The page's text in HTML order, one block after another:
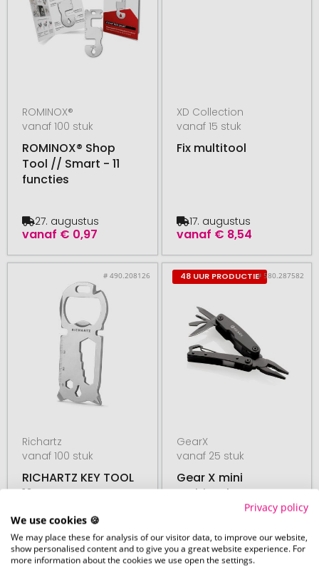
ROMINOX®
vanaf 100 stuk
ROMINOX® Shop
Tool // Smart - 11
functies
vanaf € 0,97
27. augustus
XD Collection
vanaf 15 stuk
Fix multitool
vanaf € 8,54
17. augustus
# 490.208126
Richartz
vanaf 100 stuk
RICHARTZ KEY TOOL
16+
vanaf€ 2,39
27. augustus
48 UUR PRODUCTIE# 580.287582
GearX
vanaf 25 stuk
Gear X mini
multitool
vanaf€ 7,69
17. augustus
Privacy policy
We use cookies 🍪
We may place these for analysis of our visitor data, to improve our website,
show personalised content and to give you a great website experience. For
more information about the cookies we use open the settings.